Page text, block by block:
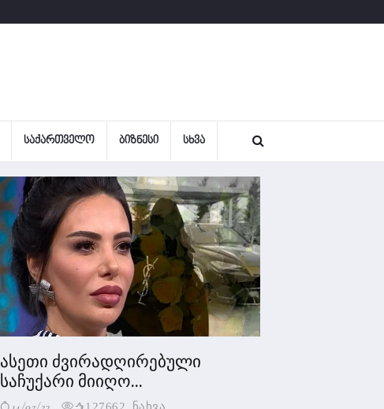
ᲡᲐᲥᲐᲠᲗᲕᲔᲚᲝ ᲑᲘᲖᲜᲔᲡᲘ ᲡᲮᲕᲐ
ასეთი ძვირადღირებული
საჩუქარი მიიღო...
127662 ნახვა